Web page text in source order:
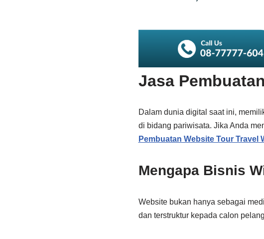
Jasa
Dalam dunia digital saat ini,
di bidang pariwisata. Jika Anda
Pembuatan Website Tour Travel
Mengapa Bisnis
Website bukan hanya sebagai
dan terstruktur kepada calon